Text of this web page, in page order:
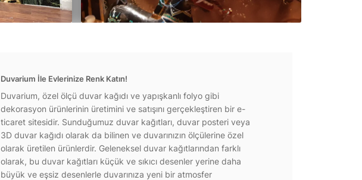
Duvarium İle Evlerinize Renk Katın!
Duvarium, özel ölçü duvar kağıdı ve yapışkanlı folyo gibi
dekorasyon ürünlerinin üretimini ve satışını gerçekleştiren bir e-
ticaret sitesidir. Sunduğumuz duvar kağıtları, duvar posteri veya
3D duvar kağıdı olarak da bilinen ve duvarınızın ölçülerine özel
olarak üretilen ürünlerdir. Geleneksel duvar kağıtlarından farklı
olarak, bu duvar kağıtları küçük ve sıkıcı desenler yerine daha
büyük ve eşsiz desenlerle duvarınıza yeni bir atmosfer